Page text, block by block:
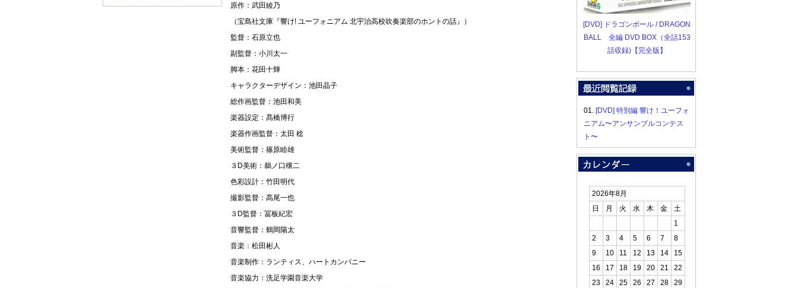
原作：武田綾乃
（宝島社文庫『響け! ユーフォニアム 北宇治高校吹奏楽部のホントの話』）
監督：石原立也
副監督：小川太一
脚本：花田十輝
キャラクターデザイン：池田晶子
総作画監督：池田和美
楽器設定：髙橋博行
楽器作画監督：太田 稔
美術監督：篠原睦雄
３D美術：鵜ノ口穣二
色彩設計：竹田明代
撮影監督：髙尾一也
３D監督：冨板紀宏
音響監督：鶴岡陽太
音楽：松田彬人
音楽制作：ランティス、ハートカンパニー
音楽協力：洗足学園音楽大学
[DVD] ドラゴンボール / DRAGON
BALL 全編 DVD BOX（全話153
話収録)【完全版】
01. [DVD] 特別編 響け！ユーフォ
ニアム〜アンサンブルコンテス
ト〜
2026年8月
日
月 火 水 木 金
土
1
2
3 4 5 6 7
8
9
10 11 12 13 14
15
16
17 18 19 20 21
22
23
24 25 26 27 28
29